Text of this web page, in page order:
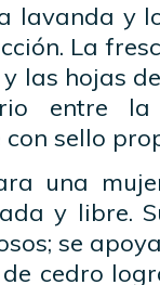
lavanda y
La
las hojas
entre
sello
una
y libre.
se
cedro